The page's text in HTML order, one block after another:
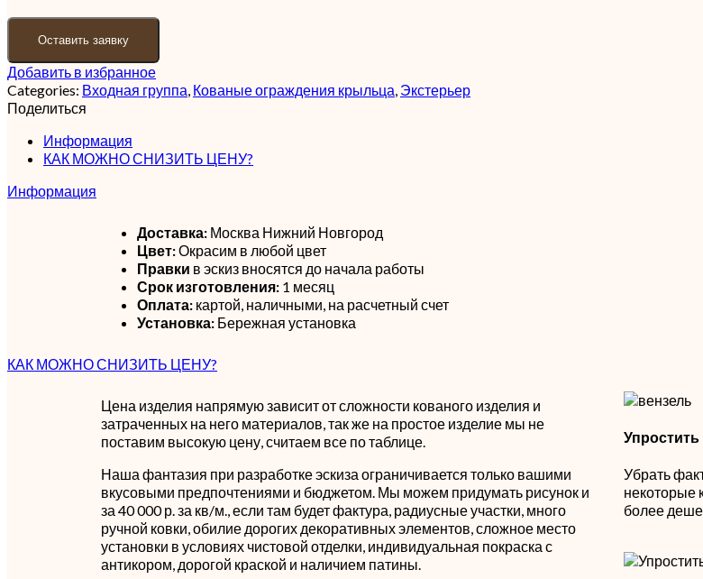
Оставить заявку
Добавить в избранное
Categories: Входная группа, Кованые ограждения крыльца, Экстерьер
Поделиться
Информация
КАК МОЖНО СНИЗИТЬ ЦЕНУ?
Информация
Доставка: Москва Нижний Новгород
Цвет:Окрасим в любой цвет
Правки в эскиз вносятся до начала работы
Срок изготовления: 1 месяц
Оплата: картой, наличными, на расчетный счет
Установка: Бережная установка
КАК МОЖНО СНИЗИТЬ ЦЕНУ?
Цена изделия напрямую зависит от сложности кованого изделия и
затраченных на него материалов, так же на простое изделие мы не
поставим высокую цену, считаем все по таблице.
Наша фантазия при разработке эскиза ограничивается только вашими
вкусовыми предпочтениями и бюджетом. Мы можем придумать рисунок и
за 40 000 р. за кв/м., если там будет фактура, радиусные участки, много
ручной ковки, обилие дорогих декоративных элементов, сложное место
установки в условиях чистовой отделки, индивидуальная покраска с
антикором, дорогой краской и наличием патины.
Упростить
Убрать
некоторые
более